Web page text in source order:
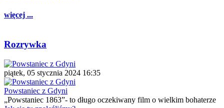
więcej ...
Rozrywka
piątek, 05 stycznia 2024 16:35
Powstaniec z Gdyni
„Powstaniec 1863”- to długo oczekiwany film o wielkim bohaterze